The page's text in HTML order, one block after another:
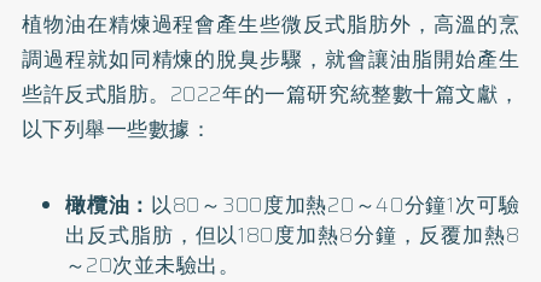
植物油在精煉過程會產生些微反式脂肪外，高溫的烹
調過程就如同精煉的脫臭步驟，就會讓油脂開始產生
些許反式脂肪。2022年的一篇研究統整數十篇文獻，
以下列舉一些數據：
橄欖油： 以80～300度加熱20～40分鐘1次可驗
出反式脂肪，但以180度加熱8分鐘，反覆加熱8
～20次並未驗出。